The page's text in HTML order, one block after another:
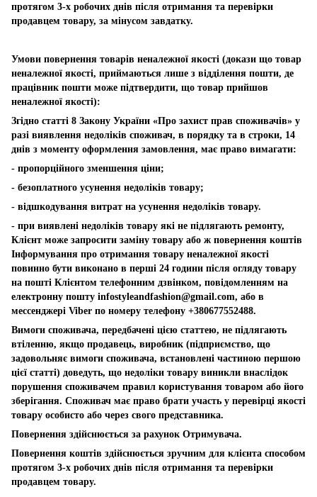
протягом 3-х робочих днів після отримання та перевірки
продавцем товару, за мінусом завдатку.
Умови повернення товарів неналежної якості (докази що товар
неналежної якості, приймаються лише з відділення пошти, де
працівник пошти може підтвердити, що товар прийшов
неналежної якості):
Згідно статті 8 Закону України «Про захист прав споживачів» у
разі виявлення недоліків споживач, в порядку та в строки, 14
днів з моменту оформлення замовлення, має право вимагати:
- пропорційного зменшення ціни;
- безоплатного усунення недоліків товару;
- відшкодування витрат на усунення недоліків товару.
- при виявлені недоліків товару які не підлягають ремонту,
Клієнт може запросити заміну товару або ж повернення коштів
Інформування про отримання товару неналежної якості
повинно бути виконано в перші 24 години після огляду товару
на пошті Клієнтом телефонним дзвінком, повідомленням на
електронну пошту infostyleandfashion@gmail.com, або в
мессенджері Viber по номеру телефону +380677552488.
Вимоги споживача, передбачені цією статтею, не підлягають
втіленню, якщо продавець, виробник (підприємство, що
задовольняє вимоги споживача, встановлені частиною першою
цієї статті) доведуть, що недоліки товару виникли внаслідок
порушення споживачем правил користування товаром або його
зберігання. Споживач має право брати участь у перевірці якості
товару особисто або через свого представника.
Повернення здійснюється за рахунок Отримувача.
Повернення коштів здійснюється зручним для клієнта способом
протягом 3-х робочих днів після отримання та перевірки
продавцем товару.